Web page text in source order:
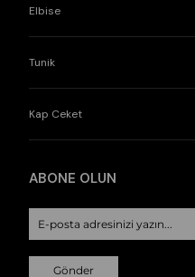
Elbise
Tunik
Kap Ceket
ABONE OLUN
Gönder